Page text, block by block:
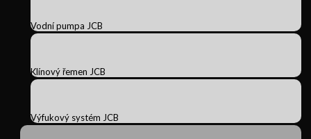
Vodní pumpa JCB
Klínový řemen JCB
Výfukový systém JCB